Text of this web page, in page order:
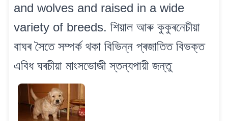
and wolves and raised in a wide
variety of breeds. শিয়াল আৰু কুকুৰনেচীয়া
বাঘৰ সৈতে সম্পৰ্ক থকা বিভিন্ন প্ৰজাতিত বিভক্ত
এবিধ ঘৰচীয়া মাংসভোজী স্তন্যপায়ী জন্তু